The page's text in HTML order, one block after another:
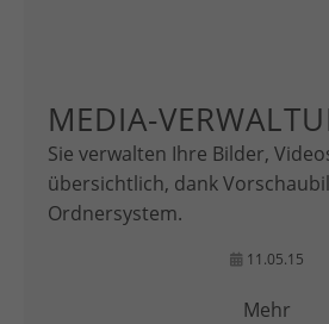
MEDIA-
Sie verwalten Ihre Bilder,
übersichtlich, dank
Ordnersystem.
11.05.15
Mehr